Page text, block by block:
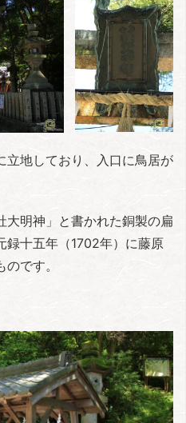
立地しており、入口に鳥居が
大明神」と書かれた銅製の扁
録十五年（1702年）に藤原
です。